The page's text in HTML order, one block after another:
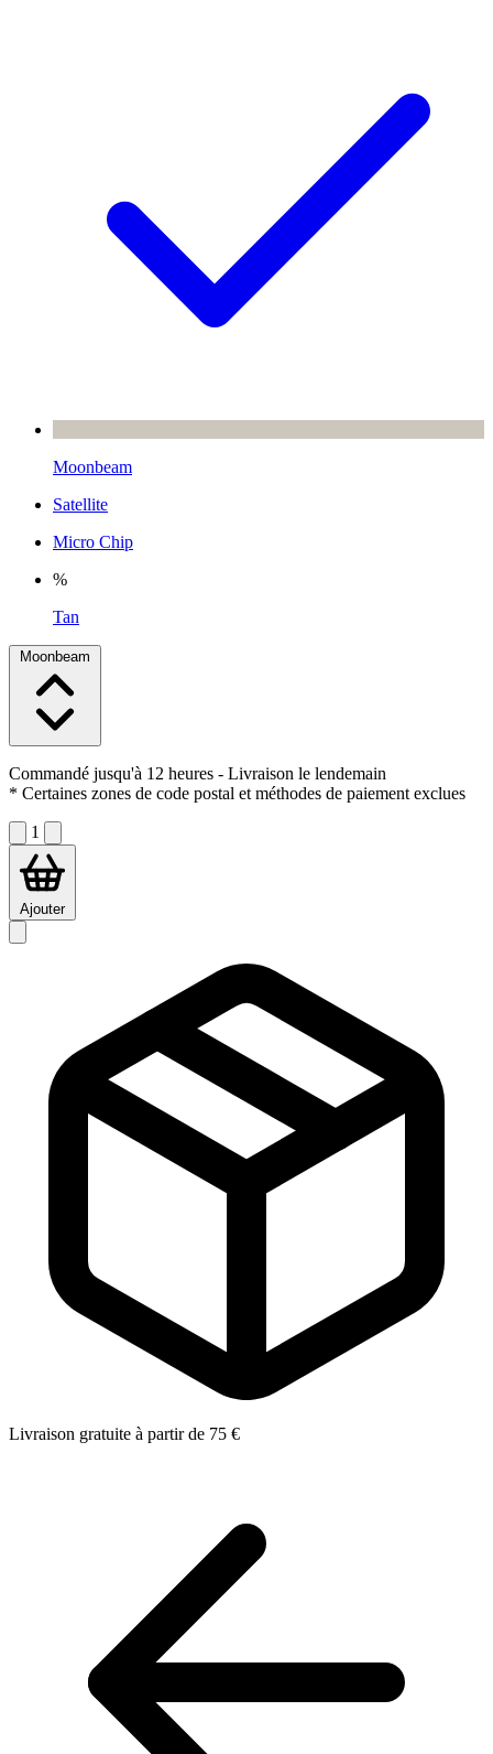
Moonbeam
Satellite
Micro Chip
%
Tan
Moonbeam
Commandé jusqu'à 12 heures - Livraison le lendemain
* Certaines zones de code postal et méthodes de paiement exclues
1
Ajouter
Livraison gratuite à partir de 75 €